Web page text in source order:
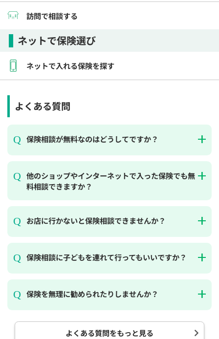
訪問で相談する
ネットで保険選び
ネットで入れる保険を探す
よくある質問
保険相談が無料なのはどうしてですか？
他のショップやインターネットで入った保険でも無
料相談できますか？
お店に行かないと保険相談できませんか？
保険相談に子どもを連れて行ってもいいですか？
保険を無理に勧められたりしませんか？
よくある質問をもっと見る